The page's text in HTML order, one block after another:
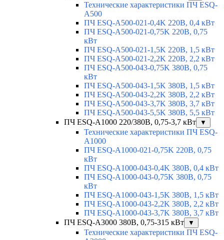
Технические характеристики ПЧ ESQ-
A500
ПЧ ESQ-A500-021-0,4K 220В, 0,4 кВт
ПЧ ESQ-A500-021-0,75K 220В, 0,75
кВт
ПЧ ESQ-A500-021-1,5K 220В, 1,5 кВт
ПЧ ESQ-A500-021-2,2K 220В, 2,2 кВт
ПЧ ESQ-A500-043-0,75K 380В, 0,75
кВт
ПЧ ESQ-A500-043-1,5K 380В, 1,5 кВт
ПЧ ESQ-A500-043-2,2K 380В, 2,2 кВт
ПЧ ESQ-A500-043-3,7K 380В, 3,7 кВт
ПЧ ESQ-A500-043-5,5K 380В, 5,5 кВт
ПЧ ESQ-A1000 220/380В, 0,75-3,7 кВт
▼
Технические характеристики ПЧ ESQ-
A1000
ПЧ ESQ-A1000-021-0,75K 220В, 0,75
кВт
ПЧ ESQ-A1000-043-0,4K 380В, 0,4 кВт
ПЧ ESQ-A1000-043-0,75K 380В, 0,75
кВт
ПЧ ESQ-A1000-043-1,5K 380В, 1,5 кВт
ПЧ ESQ-A1000-043-2,2K 380В, 2,2 кВт
ПЧ ESQ-A1000-043-3,7K 380В, 3,7 кВт
ПЧ ESQ-A3000 380В, 0,75-315 кВт
▼
Технические характеристики ПЧ ESQ-